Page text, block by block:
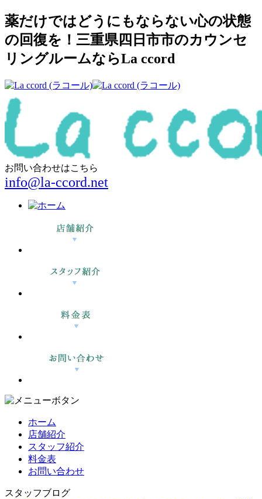
薬だけではどうにもならない心の状態
の回復を！三重県四日市市のカウンセ
リングルームならLa ccord
お問い合わせはこちら
info@la-ccord.net
ホーム
店舗紹介
スタッフ紹介
料金表
お問い合わせ
スタッフブログ